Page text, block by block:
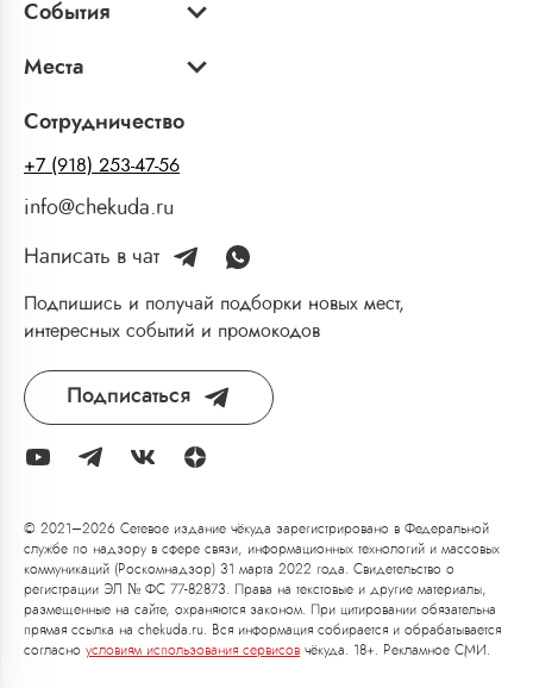
События
Места
Сотрудничество
+7 (918) 253-47-56
info@chekuda.ru
Написать в чат
Подпишись и получай подборки новых мест,
интересных событий и промокодов
Подписаться
© 2021–2026 Сетевое издание чёкуда зарегистрировано в Федеральной
службе по надзору в сфере связи, информационных технологий и массовых
коммуникаций (Роскомнадзор) 31 марта 2022 года. Свидетельство о
регистрации ЭЛ № ФС 77-82873. Права на текстовые и другие материалы,
размещенные на сайте, охраняются законом. При цитировании обязательна
прямая ссылка на chekuda.ru. Вся информация собирается и обрабатывается
согласно условиям использования сервисов чёкуда. 18+. Рекламное СМИ.